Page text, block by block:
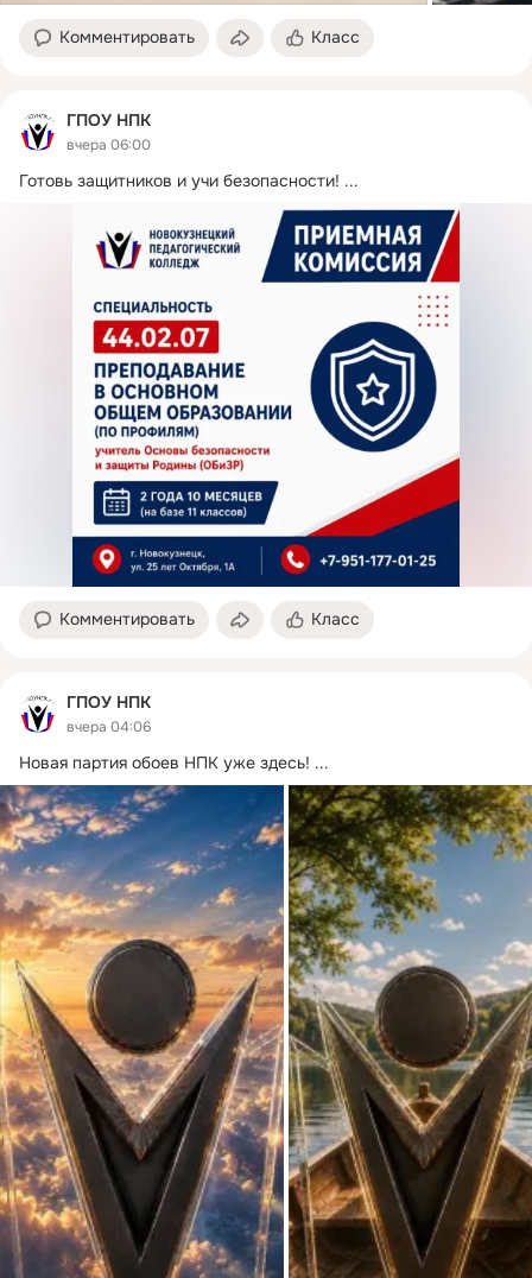
Комментировать Класс
ГПОУ НПК
вчера 06:00
Готовь защитников и учи безопасности! ...
Комментировать Класс
ГПОУ НПК
вчера 04:06
Новая партия обоев НПК уже здесь! ...